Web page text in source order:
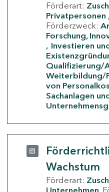
Förderart:
Privatpersonen
Förderzweck:
Forschung,
Investieren
Qualifizierung/
Weiterbildung/
von
Sachanlagen
Wachstum
Förderart: